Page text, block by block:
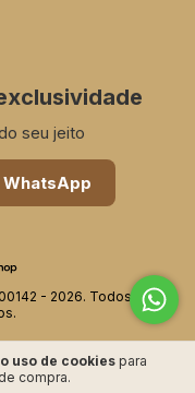
uso de cookies para
compra.
seu jeito
- 2026. Todos os